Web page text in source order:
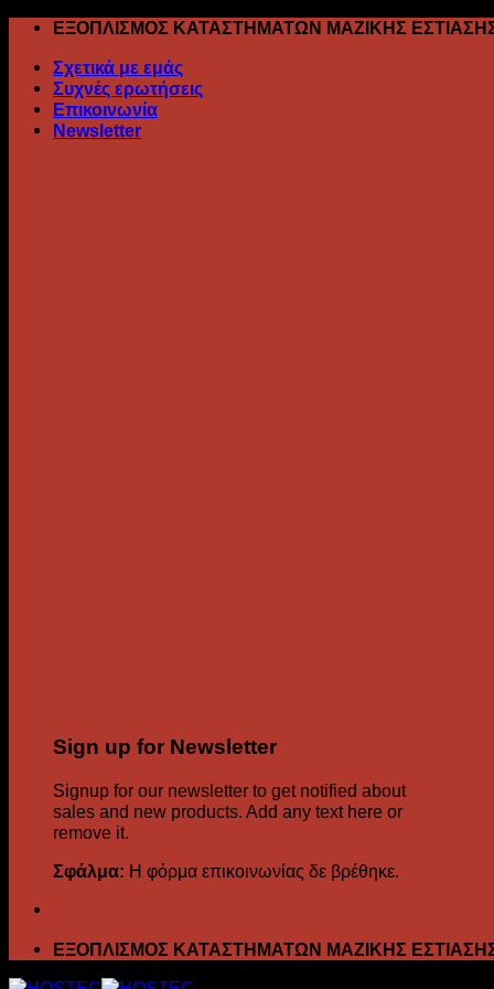
Skip
content
ΕΞΟΠΛΙΣΜΟΣ ΚΑΤΑΣΤΗΜΑΤΩΝ ΜΑΖΙΚΗΣ
Σχετικά με εμάς
Συχνές ερωτήσεις
Επικοινωνία
Newsletter
Sign up for Newsletter
Signup for our newsletter to get notified about
sales and new products. Add any text here or
remove it.
Σφάλμα: Η φόρμα επικοινωνίας δε βρέθηκε.
ΕΞΟΠΛΙΣΜΟΣ ΚΑΤΑΣΤΗΜΑΤΩΝ ΜΑΖΙΚΗΣ